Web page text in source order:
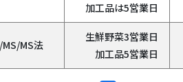
加工品は5営業日
MS/MS法
生鮮野菜3営業日
加工品5営業日